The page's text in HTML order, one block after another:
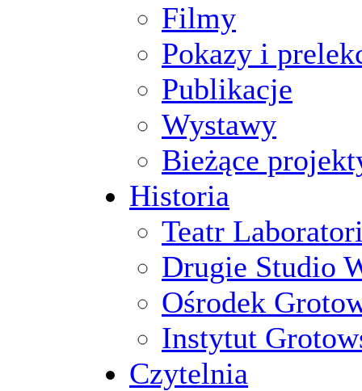
Filmy
Pokazy i
Publikacje
Wystawy
Bieżące
Historia
Teatr
Drugie Studio
Ośrodek
Instytut
Czytelnia